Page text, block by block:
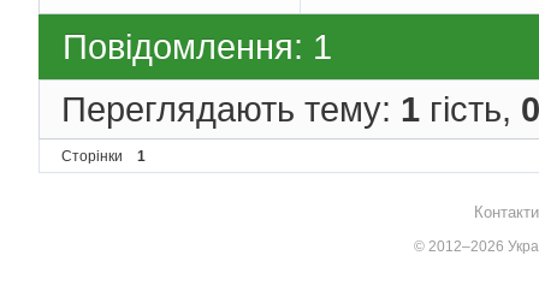
Повідомлення: 1
Переглядають тему: 1 гість, 0
Сторінки 1
© 2012–2026